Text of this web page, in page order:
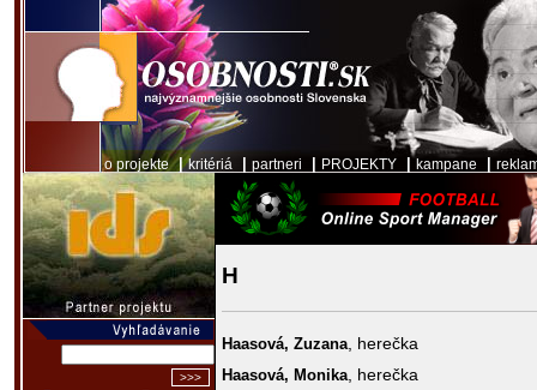
o projekte|kritériá partneri PROJEKTY kampane
H
Haasová, Zuzana , herečka
Haasová, Monika , herečka